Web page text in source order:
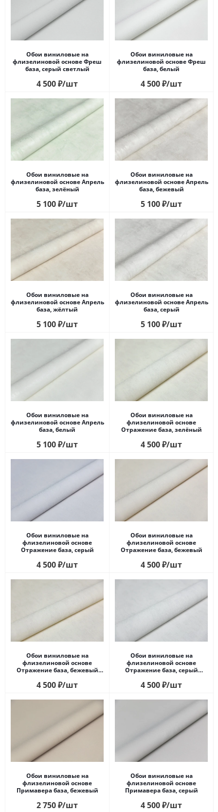
Обои виниловые на
флизелиновой основе Фреш
база, серый светлый
4 500₽/шт
Обои виниловые на
флизелиновой основе Фреш
база, белый
4 500₽/шт
Обои виниловые на
флизелиновой основе Апрель
база, зелёный
5 100₽/шт
Обои виниловые на
флизелиновой основе Апрель
база, бежевый
5 100₽/шт
Обои виниловые на
флизелиновой основе Апрель
база, жёлтый
5 100₽/шт
Обои виниловые на
флизелиновой основе Апрель
база, серый
5 100₽/шт
Обои виниловые на
флизелиновой основе Апрель
база, белый
5 100₽/шт
Обои виниловые на
флизелиновой основе
Отражение база, зелёный
4 500₽/шт
Обои виниловые на
флизелиновой основе
Отражение база, серый
4 500₽/шт
Обои виниловые на
флизелиновой основе
Отражение база, бежевый
4 500₽/шт
Обои виниловые на
флизелиновой основе
Отражение база, бежевый
4 500₽/шт
Обои виниловые на
флизелиновой основе
Отражение база, серый
4 500₽/шт
Обои виниловые на
флизелиновой основе
Примавера база, бежевый
2 750₽/шт
Обои виниловые на
флизелиновой основе
Примавера база, серый
4 500₽/шт